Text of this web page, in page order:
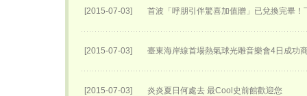
[2015-07-03] 首波「呼朋引伴驚喜加值贈」已兌換完畢！
[2015-07-03] 臺東海岸線首場熱氣球光雕音樂會4日成功
[2015-07-03] 炎炎夏日何處去 最Cool史前館歡迎您